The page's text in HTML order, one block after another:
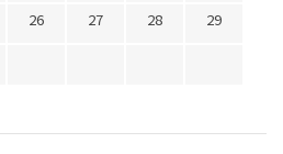
26 27 28
29